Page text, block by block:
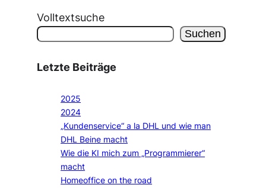
Volltextsuche
Suchen
Letzte Beiträge
2025
2024
„Kundenservice“ a la DHL und wie man
DHL Beine macht
Wie die KI mich zum „Programmierer“
macht
Homeoffice on the road